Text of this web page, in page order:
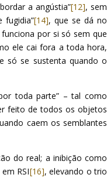
a angústia”[12], sem
fugidia”[14], que se dá no
por si só sem que
ele cai fora a toda hora,
só se sustenta quando o
toda parte” – tal como
feito de todos os objetos
caem os semblantes
do real; a inibição como
RSI[16], elevando o trio